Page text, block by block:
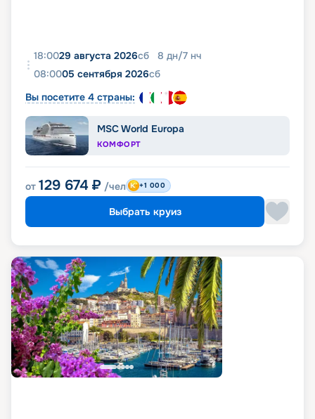
18:0029 августа 2026сб 8 дн/7 нч
08:0005 сентября 2026сб
Вы посетите 4 страны:
MSC World Europa
КОМФОРТ
от 129 674 ₽ /чел +1 000
Выбрать круиз